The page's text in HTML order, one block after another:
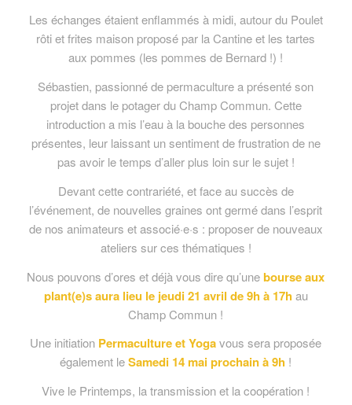
Les échanges étaient enflammés à midi, autour du Poulet
rôti et frites maison proposé par la Cantine et les tartes
aux pommes (les pommes de Bernard !) !
Sébastien, passionné de permaculture a présenté son
projet dans le potager du Champ Commun. Cette
introduction a mis l’eau à la bouche des personnes
présentes, leur laissant un sentiment de frustration de ne
pas avoir le temps d’aller plus loin sur le sujet !
Devant cette contrariété, et face au succès de
l’événement, de nouvelles graines ont germé dans l’esprit
de nos animateurs et associé·e·s : proposer de nouveaux
ateliers sur ces thématiques !
Nous pouvons d’ores et déjà vous dire qu’unebourse aux
plant(e)s aura lieu le jeudi 21 avril de 9h à 17hau
Champ Commun !
Une initiation Permaculture et Yogavous sera proposée
également leSamedi 14 mai prochain à 9h !
Vive le Printemps, la transmission et la coopération !